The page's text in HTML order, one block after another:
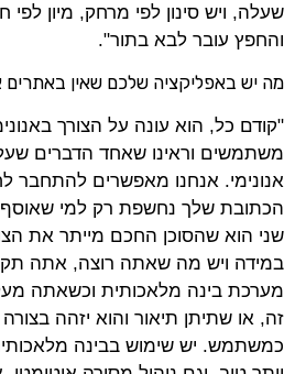
שעלה, ויש סינון לפי מרחק, מיון
והחפץ עובר לבא בתור".
מה יש באפליקציה שלכם שאין באתרים
"קודם כל, הוא עונה על הצורך
משתמשים וראינו שאחד הדברים
אנונימי. אנחנו מאפשרים להתחבר
הכתובת שלך נחשפת רק למי שאוסף,
שני הוא שהסוכן החכם מייתר את
במידה ויש מה שאתה רוצה, אתה
מערכת בינה מלאכותית וכשאתה
זה, או שתיתן תיאור והוא יזהה
כמשתמש. יש שימוש בבינה